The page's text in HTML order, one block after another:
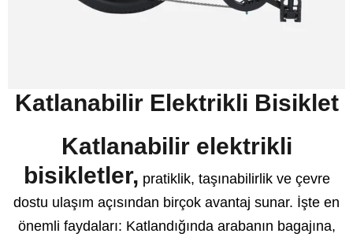
Katlanabilir Elektrikli Bisiklet
Katlanabilir elektrikli
bisikletler, pratiklik, taşınabilirlik ve çevre
dostu ulaşım açısından birçok avantaj sunar. İşte en
önemli faydaları: Katlandığında arabanın bagajına,